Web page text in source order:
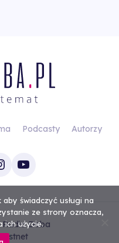
Podcasty Autorzy
YouTube
Doba
świadczyć usługi na
ze strony oznacza,
ich użycie.